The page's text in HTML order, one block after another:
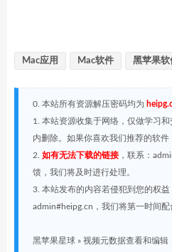
Mac应用 Mac软件 黑苹果软
0. 本站所有资源解压密码均为
1. 本站资源收集于网络，仅做学习
内删除。如果你喜欢我们推荐的软件
2. 如有无法下载的链接，联系：
馈，我们将及时进行处理。
3. 本站发布的内容若侵犯到您的权
admin#heipg.cn，我们将第一时间配
黑苹果星球 » 视频元数据查看和编辑